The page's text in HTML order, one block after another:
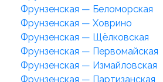
Фрунзенская — Беломорская
Фрунзенская — Ховрино
Фрунзенская — Щёлковская
Фрунзенская — Первомайская
Фрунзенская — Измайловская
Фрунзенская — Партизанская